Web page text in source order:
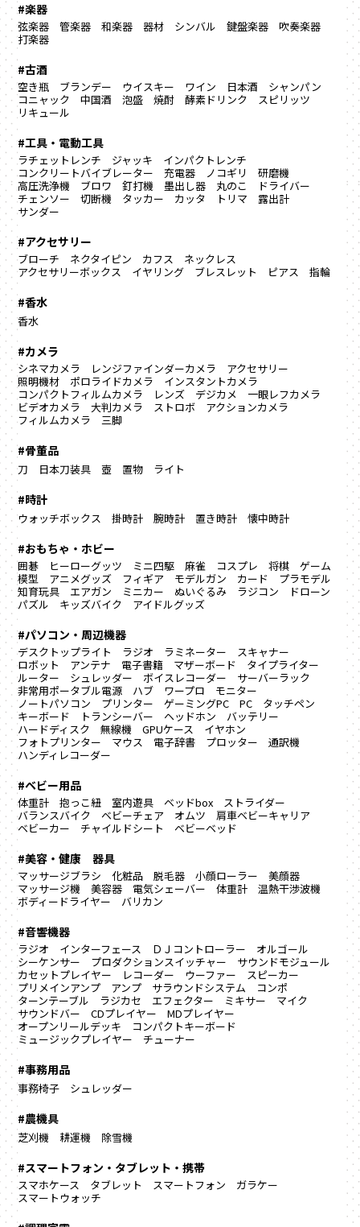
#楽器
弦楽器 管楽器 和楽器 器材 シンバル 鍵盤楽器
吹奏楽器
打楽器
#古酒
空き瓶 ブランデー ウイスキー ワイン 日本酒
シャンパン
コニャック
中国酒 泡盛 焼酎 酵素ドリンク
スピリッツ
リキュール
#工具・電動工具
ラチェットレンチ ジャッキ
インパクトレンチ
コンクリートバイブレーター
充電器 ノコギリ
研磨機
高圧洗浄機
ブロワ 釘打機 墨出し器 丸のこ
ドライバー
チェンソー
切断機 タッカー カッタ トリマ
露出計
サンダー
#アクセサリー
ブローチ ネクタイピン カフス
ネックレス
アクセサリーボックス
イヤリング ブレスレット ピアス 指輪
#香水
香水
#カメラ
シネマカメラ レンジファインダーカメラ
アクセサリー
照明機材
ポロライドカメラ
インスタントカメラ
コンパクトフィルムカメラ
レンズ デジカメ
一眼レフカメラ
ビデオカメラ
大判カメラ ストロボ
アクションカメラ
フィルムカメラ
三脚
#骨董品
刀 日本刀装具 壺 置物 ライト
#時計
ウォッチボックス 掛時計 腕時計 置き時計 懐中時計
#おもちゃ・ホビー
囲碁 ヒーローグッツ ミニ四駆 麻雀 コスプレ 将棋
ゲーム
模型
アニメグッズ フィギア モデルガン カード
プラモデル
知育玩具
エアガン ミニカー ぬいぐるみ ラジコン
ドローン
パズル
キッズバイク アイドルグッズ
#パソコン・周辺機器
デスクトップライト ラジオ ラミネーター
スキャナー
ロボット
アンテナ 電子書籍 マザーボード
タイプライター
ルーター
シュレッダー ボイスレコーダー
サーバーラック
非常用ポータブル電源
ハブ ワープロ
モニター
ノートパソコン
プリンター ゲーミングPC PC
タッチペン
キーボード
トランシーバー ヘッドホン
バッテリー
ハードディスク
無線機 GPUケース
イヤホン
フォトプリンター
マウス 電子辞書 プロッター
通訳機
ハンディレコーダー
#ベビー用品
体重計 抱っこ紐 室内遊具 ベッドbox
ストライダー
バランスバイク
ベビーチェア オムツ
肩車ベビーキャリア
ベビーカー
チャイルドシート ベビーベッド
#美容・健康 器具
マッサージブラシ 化粧品 脱毛器 小顔ローラー
美顔器
マッサージ機
美容器 電気シェーバー 体重計
温熱干渉波機
ボディードライヤー
バリカン
#音響機器
ラジオ インターフェース ＤＪコントローラー
オルゴール
シーケンサー
プロダクションスイッチャー
サウンドモジュール
カセットプレイヤー
レコーダー ウーファー
スピーカー
プリメインアンプ
アンプ サラウンドシステム
コンポ
ターンテーブル
ラジカセ エフェクター ミキサー
マイク
サウンドバー
CDプレイヤー
MDプレイヤー
オープンリールデッキ
コンパクトキーボード
ミュージックプレイヤー
チューナー
#事務用品
事務椅子 シュレッダー
#農機具
芝刈機 耕運機 除雪機
#スマートフォン・タブレット・携帯
スマホケース タブレット スマートフォン
ガラケー
スマートウォッチ